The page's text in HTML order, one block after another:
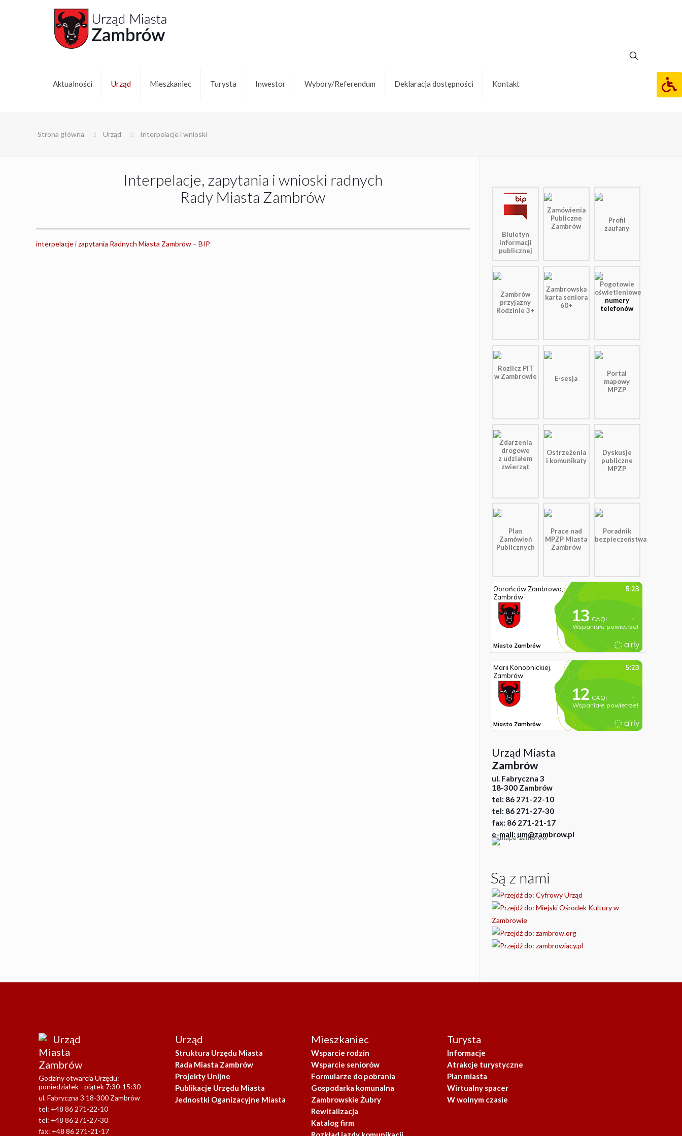
Aktualności Urząd Mieszkaniec Turysta Inwestor Wybory/Referendum Deklaracja dostępności Kontakt
Strona główna Urząd Interpelacje i wnioski
Interpelacje, zapytania i wnioski radnych
Rady Miasta Zambrów
interpelacje i zapytania Radnych Miasta Zambrów – BIP
Biuletyn
informacji
publicznej
Zamówienia
Publiczne
Zambrów
Profil
zaufany
Zambrów
przyjazny
Rodzinie 3+
Zambrowska
karta seniora
60+
Pogotowie
oświetleniowe
numery
telefonów
Rozlicz PIT
w Zambrowie
E-sesja
Portal
mapowy
MPZP
Zdarzenia
drogowe
z udziałem
zwierząt
Ostrzeżenia
i komunikaty
Dyskusje
publiczne
MPZP
Plan
Zamówień
Publicznych
Prace nad
MPZP Miasta
Zambrów
Poradnik
bezpieczeństwa
Urząd Miasta
Zambrów
ul. Fabryczna 3
18-300 Zambrów
tel: 86 271-22-10
tel: 86 271-27-30
fax: 86 271-21-17
e-mail: um@zambrow.pl
Są z nami
Urząd
Miasta
Zambrów
Godziny otwarcia Urzędu:
poniedziałek - piątek 7:30-15:30
ul. Fabryczna 3 18-300 Zambrów
tel: +48 86 271-22-10
tel: +48 86 271-27-30
fax: +48 86 271-21-17
Urząd
Struktura Urzędu Miasta
Rada Miasta Zambrów
Projekty Unijne
Publikacje Urzędu Miasta
Jednostki Oganizacyjne Miasta
Mieszkaniec
Wsparcie rodzin
Wsparcie seniorów
Formularze do pobrania
Gospodarka komunalna
Zambrowskie Żubry
Rewitalizacja
Katalog firm
Turysta
Informacje
Atrakcje turystyczne
Plan miasta
Wirtualny spacer
W wolnym czasie